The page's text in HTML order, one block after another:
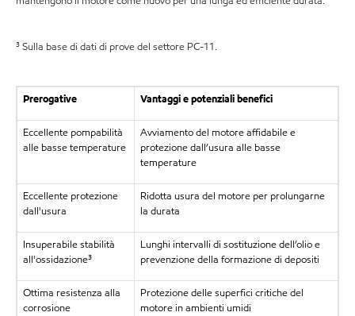
³ Sulla base di dati di prove del settore PC-11.
Prerogative Vantaggi e potenziali benefici
Eccellente pompabilità
alle basse temperature
Avviamento del motore affidabile e
protezione dall’usura alle basse
temperature
Eccellente protezione
dall'usura
Ridotta usura del motore per prolungarne
la durata
Insuperabile stabilità
all'ossidazione³
Lunghi intervalli di sostituzione dell’olio e
prevenzione della formazione di depositi
Ottima resistenza alla
corrosione
Protezione delle superfici critiche del
motore in ambienti umidi